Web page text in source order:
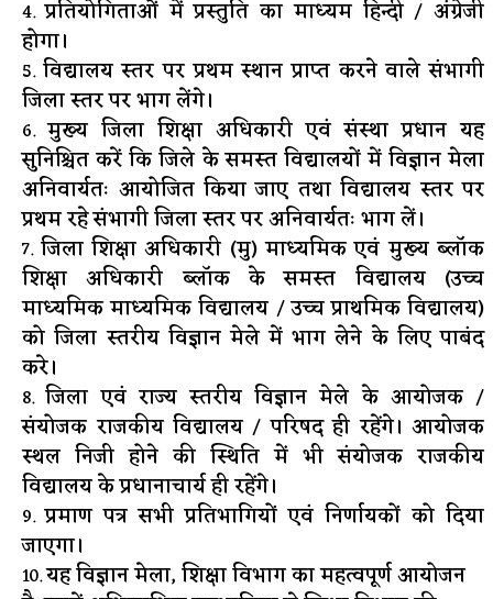
प्रतियोगिताओं में प्रस्तुति का माध्यम हिन्दी / अंग्रेजी
होगा।
विद्यालय स्तर पर प्रथम स्थान प्राप्त करने वाले संभागी
जिला स्तर पर भाग लेंगे।
मुख्य जिला शिक्षा अधिकारी एवं संस्था प्रधान यह
सुनिश्चित करें कि जिले के समस्त विद्यालयों में विज्ञान मेला
अनिवार्यतः आयोजित किया जाए तथा विद्यालय स्तर पर
प्रथम रहे संभागी जिला स्तर पर अनिवार्यतः भाग लें।
जिला शिक्षा अधिकारी (मु) माध्यमिक एवं मुख्य ब्लॉक
शिक्षा अधिकारी ब्लॉक के समस्त विद्यालय (उच्च
माध्यमिक माध्यमिक विद्यालय / उच्च प्राथमिक विद्यालय)
को जिला स्तरीय विज्ञान मेले में भाग लेने के लिए पाबंद
करे।
जिला एवं राज्य स्तरीय विज्ञान मेले के आयोजक /
संयोजक राजकीय विद्यालय / परिषद ही रहेंगे। आयोजक
स्थल निजी होने की स्थिति में भी संयोजक राजकीय
विद्यालय के प्रधानाचार्य ही रहेंगे।
प्रमाण पत्र सभी प्रतिभागियों एवं निर्णायकों को दिया
जाएगा।
यह विज्ञान मेला, शिक्षा विभाग का महत्वपूर्ण आयोजन